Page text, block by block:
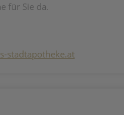
für Sie da.
stadtapotheke.at